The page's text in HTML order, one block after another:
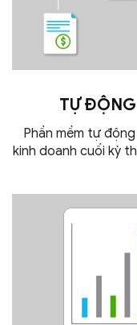
TỰ
Phần mềm tự
kinh doanh cuối kỳ